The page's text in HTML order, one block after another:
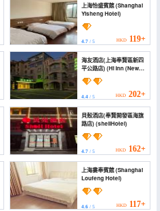
上海怡盛賓館 (Shanghai
Yisheng Hotel)
4.7/ 5 HKD 119+
海友酒店(上海奉賢區新四
平公路店) (Hi Inn (New
Siping Road, Fengxian
District, Shanghai))
4.4/ 5 HKD 202+
貝殼酒店(奉賢開發區海旗
路店) (shellHotel)
4.7/ 5 HKD 162+
上海婁奉賓館 (Shanghai
Loufeng Hotel)
4.6/ 5 HKD 117+